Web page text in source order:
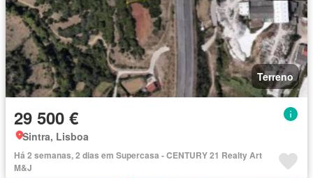
Terreno
29 500 €
Sintra, Lisboa
Há 2 semanas, 2 dias em Supercasa - CENTURY 21 Realty Art
M&J